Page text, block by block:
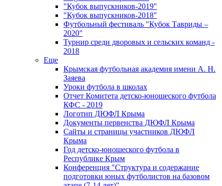
"Кубок выпускников-2019"
"Кубок выпускников-2018"
Футбольный фестиваль "Кубок Тавриды –
2020"
Турнир среди дворовых и сельских команд -
2018
Еще
Крымская футбольная академия имени А. Н.
Заяева
Уроки футбола в школах
Отчет Комитета детско-юношеского футбола
КФС - 2019
Логотип ДЮФЛ Крыма
Документы первенства ДЮФЛ Крыма
Сайты и страницы участников ДЮФЛ
Крыма
Год детско-юношеского футбола в
Республике Крым
Конференция "Структура и содержание
подготовки юных футболистов на базовом